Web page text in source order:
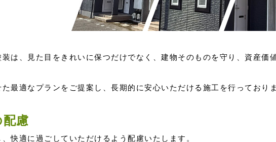
は、見た目をきれいに保つだけでなく、建物そのものを守り、資産価
最適なプランをご提案し、長期的に安心いただける施工を行っておりま
慮
快適に過ごしていただけるよう配慮いたします。